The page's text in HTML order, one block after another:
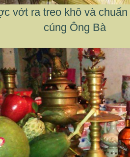
vớt ra treo khô và
cúng Ông Bà